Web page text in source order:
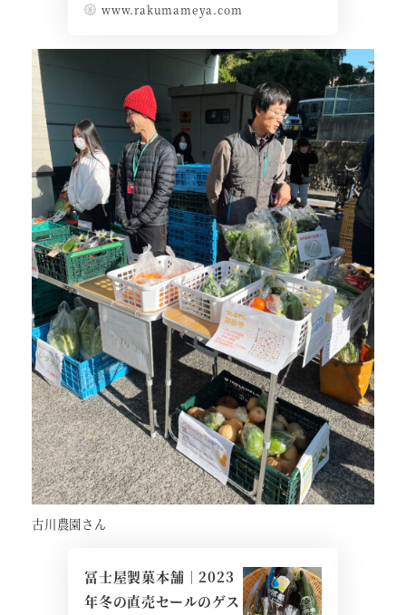
www.rakumameya.com
古川農園さん
冨士屋製菓本舗｜2023
年冬の直売セールのゲス